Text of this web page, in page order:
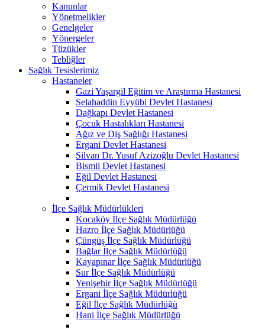
Kanunlar
Yönetmelikler
Genelgeler
Yönergeler
Tüzükler
Tebliğler
Sağlık Tesislerimiz
Hastaneler
Gazi Yaşargil Eğitim ve Araştırma Hastanesi
Selahaddin Eyyübi Devlet Hastanesi
Dağkapı Devlet Hastanesi
Çocuk Hastalıkları Hastanesi
Ağız ve Diş Sağlığı Hastanesi
Ergani Devlet Hastanesi
Silvan Dr. Yusuf Azizoğlu Devlet Hastanesi
Bismil Devlet Hastanesi
Eğil Devlet Hastanesi
Çermik Devlet Hastanesi
İlçe Sağlık Müdürlükleri
Kocaköy İlçe Sağlık Müdürlüğü
Hazro İlçe Sağlık Müdürlüğü
Çüngüş İlçe Sağlık Müdürlüğü
Bağlar İlçe Sağlık Müdürlüğü
Kayapınar İlçe Sağlık Müdürlüğü
Sur İlçe Sağlık Müdürlüğü
Yenişehir İlçe Sağlık Müdürlüğü
Ergani İlçe Sağlık Müdürlüğü
Eğil İlçe Sağlık Müdürlüğü
Hani İlçe Sağlık Müdürlüğü